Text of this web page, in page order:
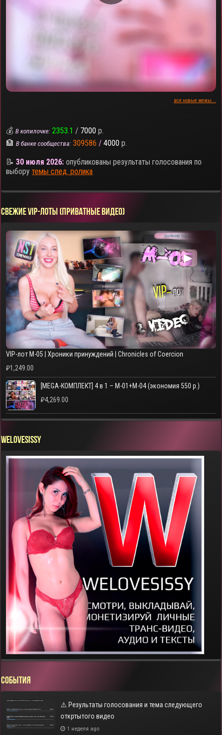
все новые мемы...
💰В копилочке: 2353.1 / 7000 р.
🏦В банке сообщества: 309586 / 4000 р.
📝30 июля 2026: опубликованы результаты голосования по
выборутемы след. ролика
СВЕЖИЕ VIP-ЛОТЫ (ПРИВАТНЫЕ ВИДЕО)
▶
VIP-лот M-05 | Хроники принуждений | Chronicles of Coercion
₽1,249.00
[MEGA-КОМПЛЕКТ] 4 в 1 – M-01+M-04 (экономия 550 р.)
₽4,269.00
WELOVESISSY
СОБЫТИЯ
⚠️ Результаты голосования и тема следующего
откртытого видео
1 неделя ago